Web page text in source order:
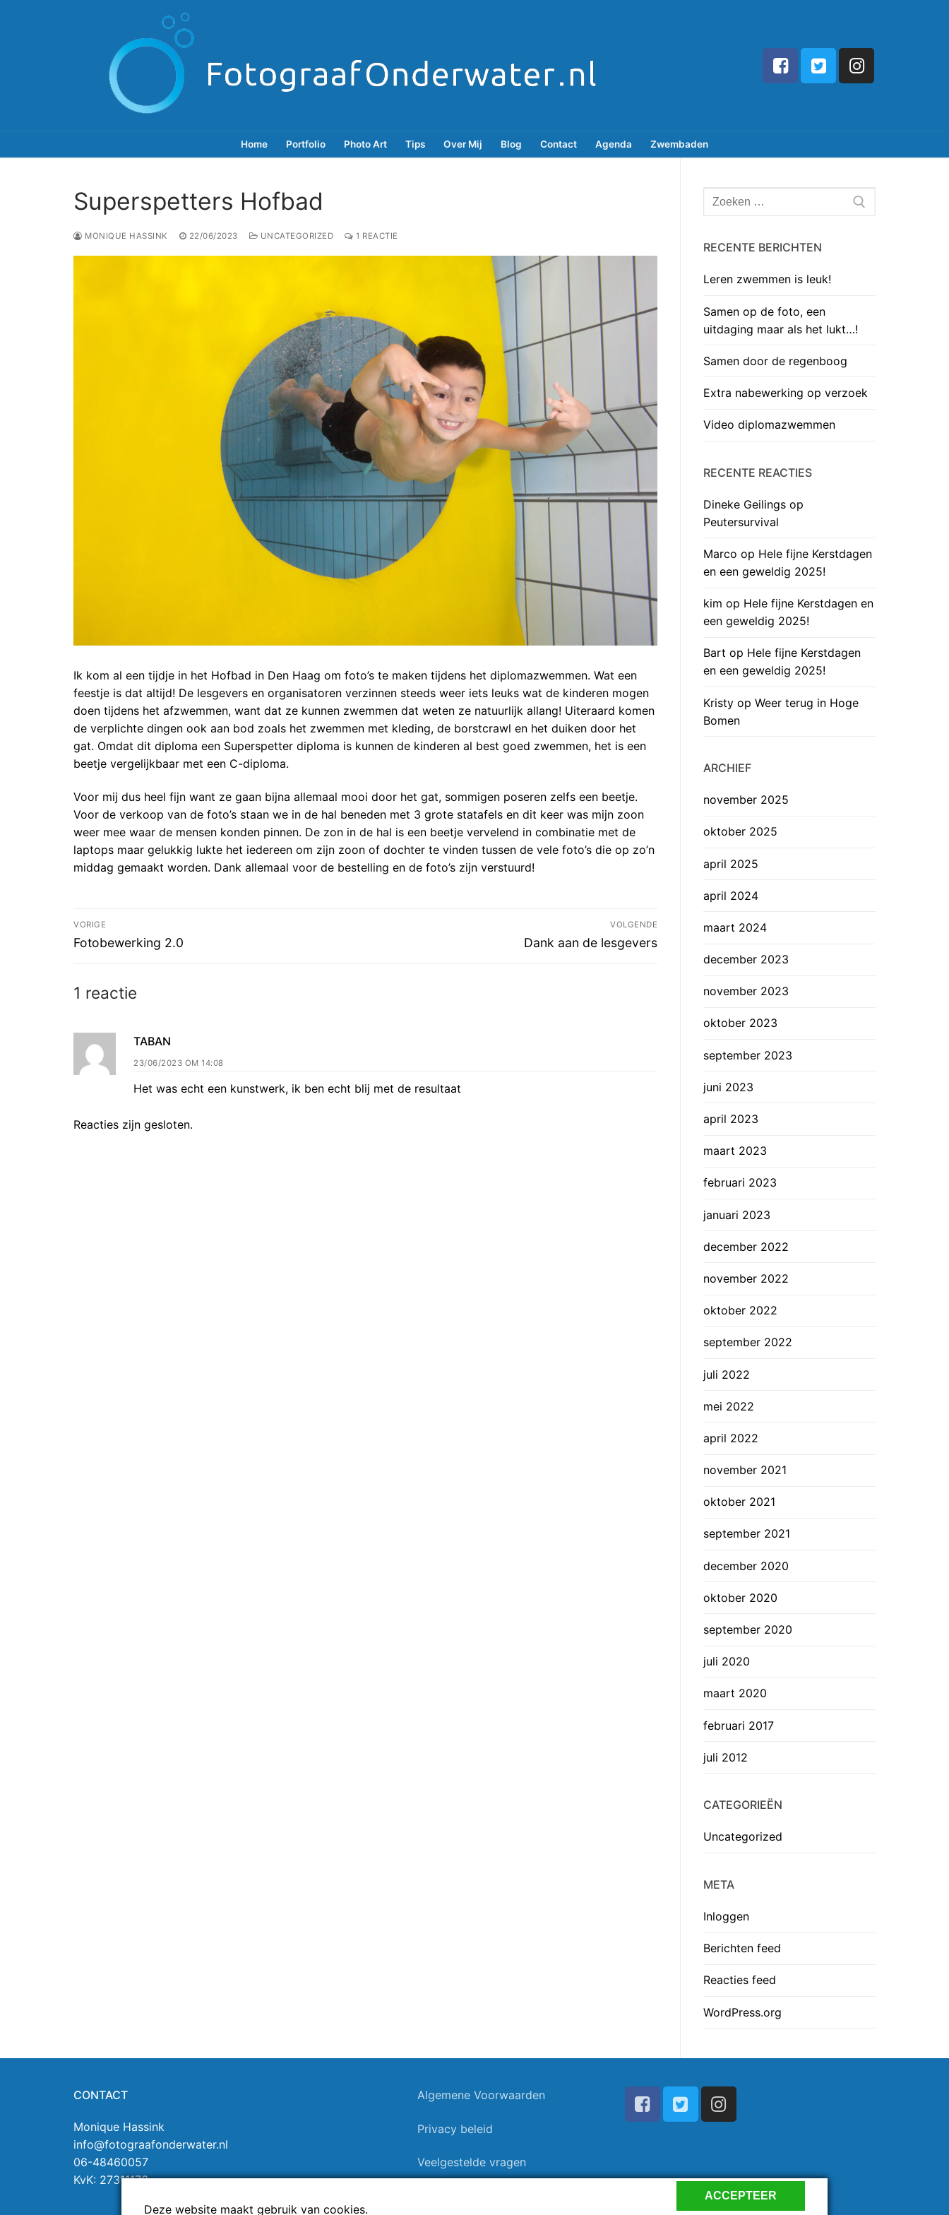
Home Portfolio Photo Art Tips Over Mij Blog Contact Agenda Zwembaden
Superspetters Hofbad
MONIQUE HASSINK 22/06/2023 UNCATEGORIZED 1 REACTIE
Ik kom al een tijdje in het Hofbad in Den Haag om foto’s te maken tijdens het diplomazwemmen. Wat een
feestje is dat altijd! De lesgevers en organisatoren verzinnen steeds weer iets leuks wat de kinderen mogen
doen tijdens het afzwemmen, want dat ze kunnen zwemmen dat weten ze natuurlijk allang! Uiteraard komen
de verplichte dingen ook aan bod zoals het zwemmen met kleding, de borstcrawl en het duiken door het
gat. Omdat dit diploma een Superspetter diploma is kunnen de kinderen al best goed zwemmen, het is een
beetje vergelijkbaar met een C-diploma.
Voor mij dus heel fijn want ze gaan bijna allemaal mooi door het gat, sommigen poseren zelfs een beetje.
Voor de verkoop van de foto’s staan we in de hal beneden met 3 grote statafels en dit keer was mijn zoon
weer mee waar de mensen konden pinnen. De zon in de hal is een beetje vervelend in combinatie met de
laptops maar gelukkig lukte het iedereen om zijn zoon of dochter te vinden tussen de vele foto’s die op zo’n
middag gemaakt worden. Dank allemaal voor de bestelling en de foto’s zijn verstuurd!
Bericht
navigatie
VORIGE
Vorig
Fotobewerking 2.0
VOLGENDE
Volgend
Dank aan de lesgevers
1 reactie
TABAN
23/06/2023 OM 14:08
Het was echt een kunstwerk, ik ben echt blij met de resultaat
Reacties zijn gesloten.
Zoeken
naar:
RECENTE BERICHTEN
Leren zwemmen is leuk!
Samen op de foto, een
uitdaging maar als het lukt…!
Samen door de regenboog
Extra nabewerking op verzoek
Video diplomazwemmen
RECENTE REACTIES
Dineke Geilings op
Peutersurvival
Marco op Hele fijne Kerstdagen
en een geweldig 2025!
kim op Hele fijne Kerstdagen en
een geweldig 2025!
Bart op Hele fijne Kerstdagen
en een geweldig 2025!
Kristy op Weer terug in Hoge
Bomen
ARCHIEF
november 2025
oktober 2025
april 2025
april 2024
maart 2024
december 2023
november 2023
oktober 2023
september 2023
juni 2023
april 2023
maart 2023
februari 2023
januari 2023
december 2022
november 2022
oktober 2022
september 2022
juli 2022
mei 2022
april 2022
november 2021
oktober 2021
september 2021
december 2020
oktober 2020
september 2020
juli 2020
maart 2020
februari 2017
juli 2012
CATEGORIEËN
Uncategorized
META
Inloggen
Berichten feed
Reacties feed
WordPress.org
CONTACT
Monique Hassink
info@fotograafonderwater.nl
06-48460057
KvK: 27311176
Algemene Voorwaarden
Privacy beleid
Veelgestelde vragen
Deze website maakt gebruik van cookies.
ACCEPTEER